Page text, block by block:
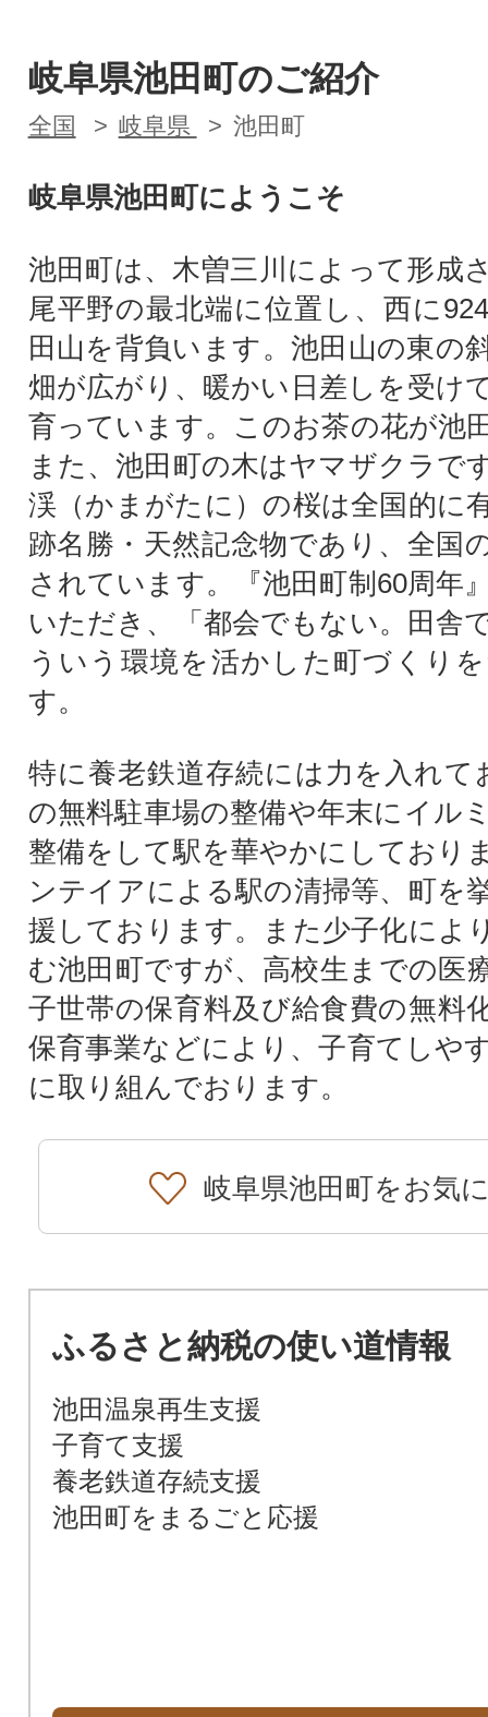
岐阜県池田町のご紹介
全国 岐阜県 池田町
岐阜県池田町にようこそ
池田町は、木曽三川によって形成
尾平野の最北端に位置し、西に
田山を背負います。池田山の東の
畑が広がり、暖かい日差しを受け
育っています。このお茶の花が池
また、池田町の木はヤマザクラで
渓（かまがたに）の桜は全国的に
跡名勝・天然記念物であり、全国
されています。『池田町制60周年
いただき、「都会でもない。田舎
ういう環境を活かした町づくり
す。
特に養老鉄道存続には力を入れて
の無料駐車場の整備や年末にイル
整備をして駅を華やかにしており
ンテイアによる駅の清掃等、町を
援しております。また少子化によ
む池田町ですが、高校生までの医
子世帯の保育料及び給食費の無料
保育事業などにより、子育てしや
に取り組んでおります。
岐阜県池田町をお気
ふるさと納税の使い道情報
池田温泉再生支援
子育て支援
養老鉄道存続支援
池田町をまるごと応援